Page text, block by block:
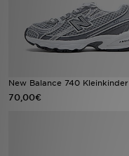
New Balance 740 Kleinkinder
70,00€
Marken
Sport